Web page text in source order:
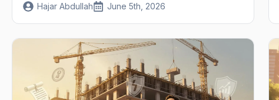
Hajar Abdullah
June 5th, 2026